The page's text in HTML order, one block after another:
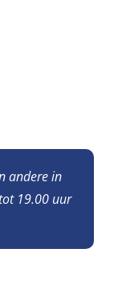
andere in
19.00 uur